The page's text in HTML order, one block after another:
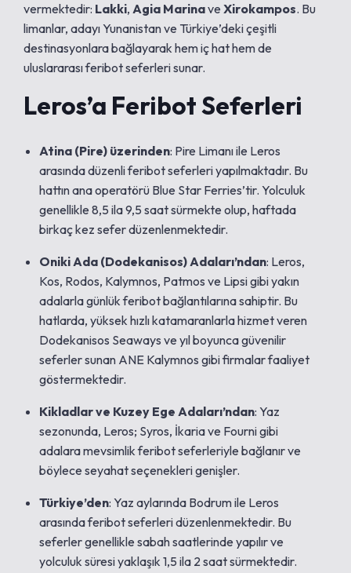
vermektedir: Lakki, Agia Marinave Xirokampos. Bu
limanlar, adayı Yunanistan ve Türkiye’deki çeşitli
destinasyonlara bağlayarak hem iç hat hem de
uluslararası feribot seferleri sunar.
Leros’a Feribot Seferleri
Atina (Pire) üzerinden: Pire Limanı ile Leros
arasında düzenli feribot seferleri yapılmaktadır. Bu
hattın ana operatörü Blue Star Ferries’tir. Yolculuk
genellikle 8,5 ila 9,5 saat sürmekte olup, haftada
birkaç kez sefer düzenlenmektedir.
Oniki Ada (Dodekanisos) Adaları’ndan: Leros,
Kos, Rodos, Kalymnos, Patmos ve Lipsi gibi yakın
adalarla günlük feribot bağlantılarına sahiptir. Bu
hatlarda, yüksek hızlı katamaranlarla hizmet veren
Dodekanisos Seaways ve yıl boyunca güvenilir
seferler sunan ANE Kalymnos gibi firmalar faaliyet
göstermektedir.
Kikladlar ve Kuzey Ege Adaları’ndan: Yaz
sezonunda, Leros; Syros, İkaria ve Fourni gibi
adalara mevsimlik feribot seferleriyle bağlanır ve
böylece seyahat seçenekleri genişler.
Türkiye’den: Yaz aylarında Bodrum ile Leros
arasında feribot seferleri düzenlenmektedir. Bu
seferler genellikle sabah saatlerinde yapılır ve
yolculuk süresi yaklaşık 1,5 ila 2 saat sürmektedir.